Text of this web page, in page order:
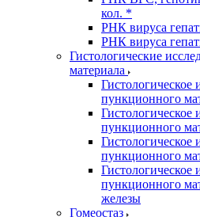
кол. *
РНК вируса
РНК вируса
Гистологические
материала
Гистологическое
пункционного
Гистологическое
пункционного
Гистологическое
пункционного
Гистологическое
пункционного
железы
Гомеостаз